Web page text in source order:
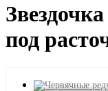
под